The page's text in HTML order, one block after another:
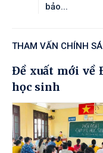
bảo...
THAM VẤN CHÍNH
Đề xuất mới về
học sinh